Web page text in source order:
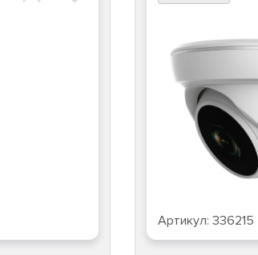
Артикул: 336215